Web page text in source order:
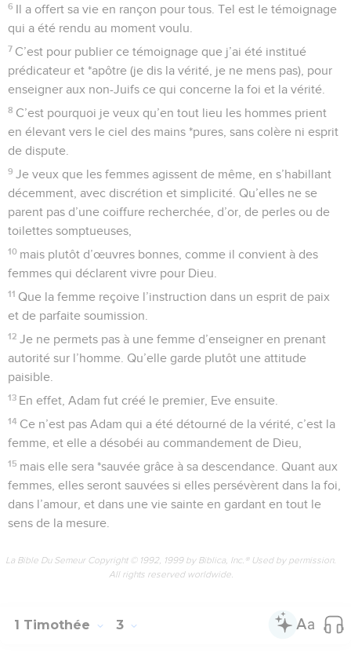
6 Il a offert sa vie en rançon pour tous. Tel est le témoignage
qui a été rendu au moment voulu.
7 C’est pour publier ce témoignage que j’ai été institué
prédicateur et *apôtre (je dis la vérité, je ne mens pas), pour
enseigner aux non-Juifs ce qui concerne la foi et la vérité.
8 C’est pourquoi je veux qu’en tout lieu les hommes prient
en élevant vers le ciel des mains *pures, sans colère ni esprit
de dispute.
9 Je veux que les femmes agissent de même, en s’habillant
décemment, avec discrétion et simplicité. Qu’elles ne se
parent pas d’une coiffure recherchée, d’or, de perles ou de
toilettes somptueuses,
10 mais plutôt d’œuvres bonnes, comme il convient à des
femmes qui déclarent vivre pour Dieu.
11 Que la femme reçoive l’instruction dans un esprit de paix
et de parfaite soumission.
12 Je ne permets pas à une femme d’enseigner en prenant
autorité sur l’homme. Qu’elle garde plutôt une attitude
paisible.
13 En effet, Adam fut créé le premier, Eve ensuite.
14 Ce n’est pas Adam qui a été détourné de la vérité, c’est la
femme, et elle a désobéi au commandement de Dieu,
15 mais elle sera *sauvée grâce à sa descendance. Quant aux
femmes, elles seront sauvées si elles persévèrent dans la foi,
dans l’amour, et dans une vie sainte en gardant en tout le
sens de la mesure.
La Bible Du Semeur Copyright © 1992, 1999 by Biblica, Inc.® Used by permission.
All rights reserved worldwide.
1 Timothée 3